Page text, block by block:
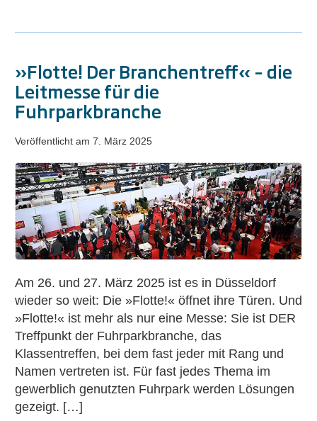
»Flotte! Der Branchentreff« – die
Leitmesse für die
Fuhrparkbranche
Veröffentlicht am 7. März 2025
»Flotte!
Der
Branchentreff«
–
die
Leitmesse
für
die
Fuhrparkbranche
Am 26. und 27. März 2025 ist es in Düsseldorf
wieder so weit: Die »Flotte!« öffnet ihre Türen. Und
»Flotte!« ist mehr als nur eine Messe: Sie ist DER
Treffpunkt der Fuhrparkbranche, das
Klassentreffen, bei dem fast jeder mit Rang und
Namen vertreten ist. Für fast jedes Thema im
gewerblich genutzten Fuhrpark werden Lösungen
gezeigt. […]